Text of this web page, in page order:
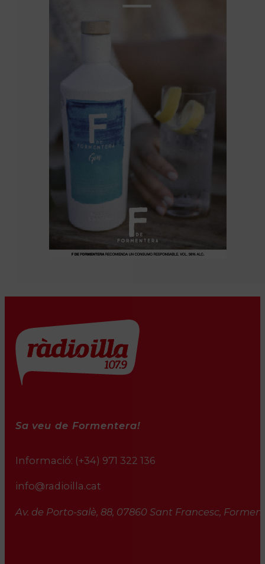
Sa veu de Formentera!
Informació: (+34) 971 322 136
info@radioilla.cat
Av. de Porto-salè, 88, 07860 Sant Francesc,